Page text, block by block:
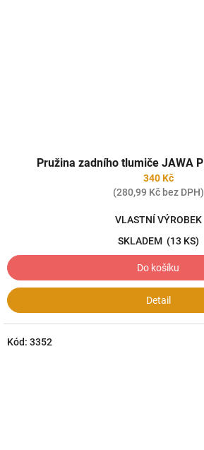
Pružina zadního tlumiče JAWA
340 Kč
(280,99 Kč bez DPH)
VLASTNÍ VÝROBEK
SKLADEM (13 KS)
Do košíku
Detail
Kód: 3352